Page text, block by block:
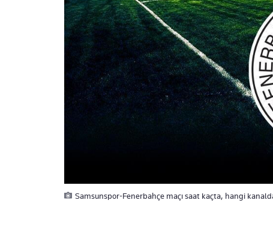
Samsunspor-Fenerbahçe maçı saat kaçta, hangi